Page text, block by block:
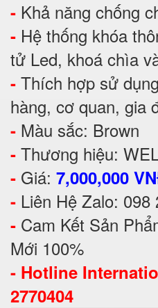
- Khả năng chống
- Hệ thống khóa
tử Led, khoá chìa
- Thích hợp sử
hàng, cơ quan, gia
- Màu sắc: Brown
- Thương hiệu:
- Giá: 7,000,000
- Liên Hệ Zalo: 098
- Cam Kết Sản
Mới 100%
- Hotline
2770404